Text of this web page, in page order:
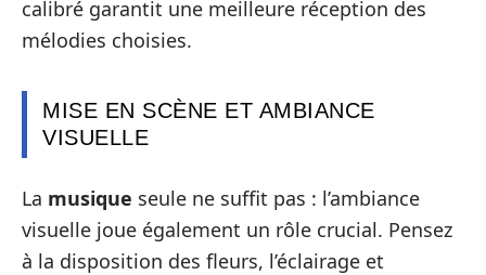
calibré garantit une meilleure réception des
mélodies choisies.
MISE EN SCÈNE ET AMBIANCE
VISUELLE
La musique seule ne suffit pas : l’ambiance
visuelle joue également un rôle crucial. Pensez
à la disposition des fleurs, l’éclairage et